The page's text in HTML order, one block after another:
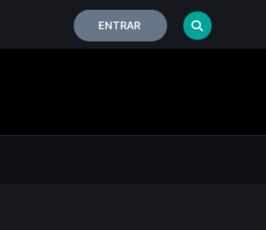
ENTRAR